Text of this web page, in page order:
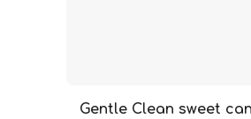
Gentle Clean sweet